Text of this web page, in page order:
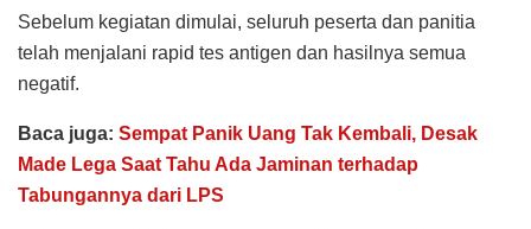
Sebelum kegiatan dimulai, seluruh peserta dan panitia
telah menjalani rapid tes antigen dan hasilnya semua
negatif.
Baca juga: Sempat Panik Uang Tak Kembali, Desak
Made Lega Saat Tahu Ada Jaminan terhadap
Tabungannya dari LPS